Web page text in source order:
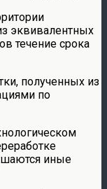
эквивалентных
течение срока
полученных из
по
иные